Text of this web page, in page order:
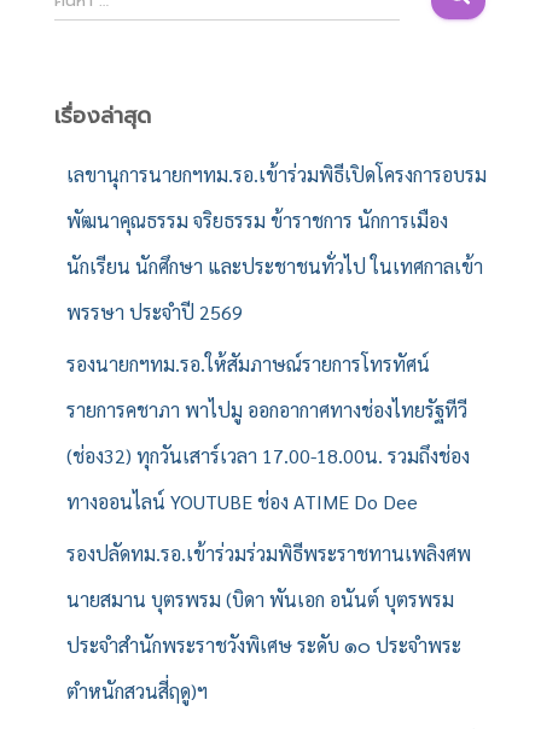
น
สำ
เรื่องล่าสุด
เลขานุการนายกฯทม.รอ.เข้าร่วมพิธีเปิดโครงการอบรม
พัฒนาคุณธรรม จริยธรรม ข้าราชการ นักการเมือง
นักเรียน นักศึกษา และประชาชนทั่วไป ในเทศกาลเข้า
พรรษา ประจำปี 2569
รองนายกฯทม.รอ.ให้สัมภาษณ์รายการโทรทัศน์
รายการคชาภา พาไปมู ออกอากาศทางช่องไทยรัฐทีวี
(ช่อง32) ทุกวันเสาร์เวลา 17.00-18.00น. รวมถึงช่อง
ทางออนไลน์ YOUTUBE ช่อง ATIME Do Dee
รองปลัดทม.รอ.เข้าร่วมร่วมพิธีพระราชทานเพลิงศพ
นายสมาน บุตรพรม (บิดา พันเอก อนันต์ บุตรพรม
ประจำสำนักพระราชวังพิเศษ ระดับ ๑๐ ประจำพระ
ตำหนักสวนสี่ฤดู)ฯ